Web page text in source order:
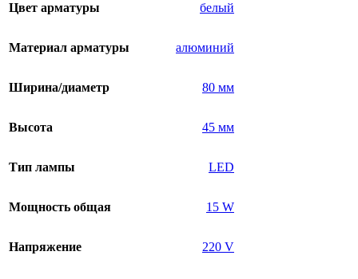
Цвет арматуры белый
Материал арматуры алюминий
Ширина/диаметр 80 мм
Высота 45 мм
Тип лампы LED
Мощность общая 15 W
Напряжение 220 V